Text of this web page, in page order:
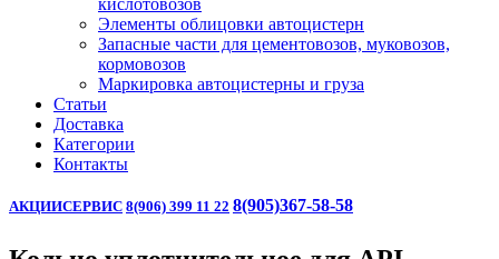
кислотовозов
Элементы облицовки автоцистерн
Запасные части для цементовозов, муковозов,
кормовозов
Маркировка автоцистерны и груза
Статьи
Доставка
Категории
Контакты
АКЦИИСЕРВИС 8(906) 399 11 22 8(905)367-58-58